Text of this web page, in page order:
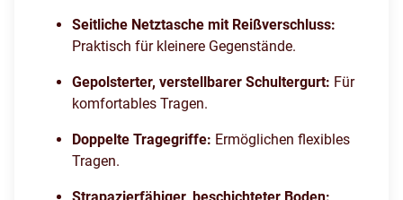
Seitliche Netztasche mit Reißverschluss:
Praktisch für kleinere Gegenstände.
Gepolsterter, verstellbarer Schultergurt: Für
komfortables Tragen.
Doppelte Tragegriffe: Ermöglichen flexibles
Tragen.